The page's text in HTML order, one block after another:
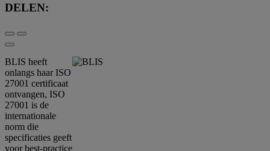
DELEN:
BLIS heeft
onlangs haar ISO
27001 certificaat
ontvangen, ISO
27001 is de
internationale
norm die
specificaties geeft
voor best-practice